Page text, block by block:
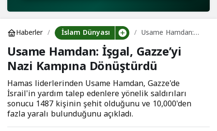
Haberler İslam Dünyası
Usame Hamdan:
İşgal, Gazze’yi Nazi
Kampına
Dönüştürdü
Usame Hamdan: İşgal, Gazze’yi
Nazi Kampına Dönüştürdü
Hamas liderlerinden Usame Hamdan, Gazze'de
İsrail'in yardım talep edenlere yönelik saldırıları
sonucu 1487 kişinin şehit olduğunu ve 10,000'den
fazla yaralı bulunduğunu açıkladı.